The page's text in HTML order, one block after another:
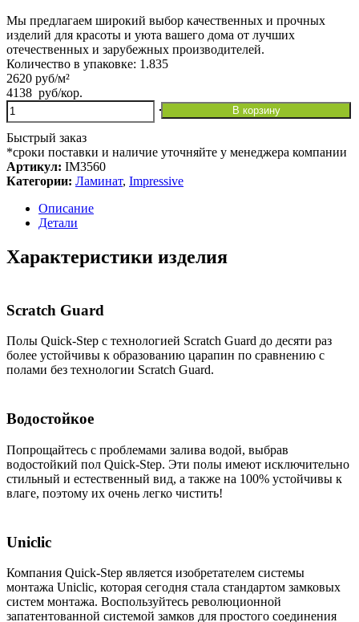
Мы предлагаем широкий выбор качественных и прочных
изделий для красоты и уюта вашего дома от лучших
отечественных и зарубежных производителей.
Количество в упаковке: 1.835
2620 руб/м²
4138 руб/кор.
Количество
товара
Ламинат
Quick-
Step
Impressive
Дуб
фантазийный
серый
(1,835
В корзину
Быстрый заказ
*сроки поставки и наличие уточняйте у менеджера компании
Артикул: IM3560
Категории: Ламинат, Impressive
Описание
Детали
Характеристики изделия
Scratch Guard
Полы Quick-Step с технологией Scratch Guard до десяти раз
более устойчивы к образованию царапин по сравнению с
полами без технологии Scratch Guard.
Водостойкое
Попрощайтесь с проблемами залива водой, выбрав
водостойкий пол Quick-Step. Эти полы имеют исключительно
стильный и естественный вид, а также на 100% устойчивы к
влаге, поэтому их очень легко чистить!
Uniclic
Компания Quick-Step является изобретателем системы
монтажа Uniclic, которая сегодня стала стандартом замковых
систем монтажа. Воспользуйтесь революционной
запатентованной системой замков для простого соединения